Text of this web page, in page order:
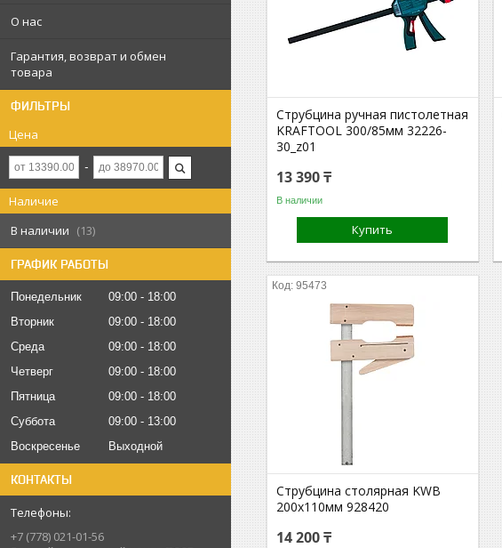
О нас
Гарантия, возврат и обмен
товара
ФИЛЬТРЫ
Цена
Наличие
В наличии
13
ГРАФИК РАБОТЫ
Понедельник 09:00
18:00
Вторник
09:00
18:00
Среда
09:00
18:00
Четверг
09:00
18:00
Пятница
09:00
18:00
Суббота
09:00
13:00
Воскресенье
Выходной
КОНТАКТЫ
+7 (778) 021-01-56
Струбцина ручная пистолетная
KRAFTOOL 300/85мм 32226-
30_z01
13 390 ₸
В наличии
Купить
95473
Струбцина столярная KWB
200x110мм 928420
14 200 ₸